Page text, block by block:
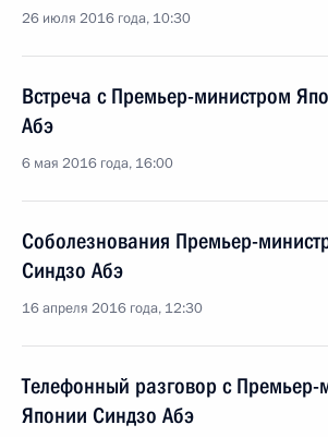
26 июля 2016 года, 10:30
Встреча с Премьер-министром
Абэ
6 мая 2016 года, 16:00
Соболезнования Премьер-
Синдзо Абэ
16 апреля 2016 года, 12:30
Телефонный разговор с Премьер-
Японии Синдзо Абэ